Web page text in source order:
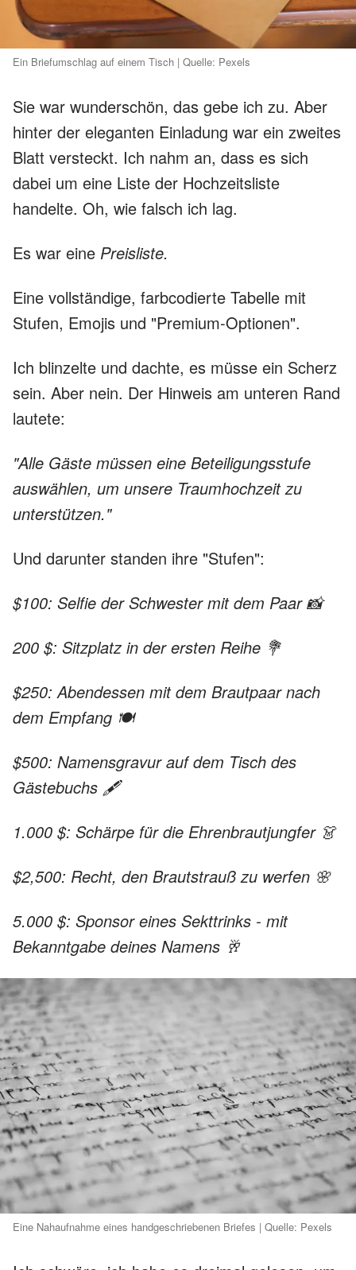
Ein Briefumschlag auf einem Tisch | Quelle: Pexels
Sie war wunderschön, das gebe ich zu. Aber
hinter der eleganten Einladung war ein zweites
Blatt versteckt. Ich nahm an, dass es sich
dabei um eine Liste der Hochzeitsliste
handelte. Oh, wie falsch ich lag.
Es war eine Preisliste.
Eine vollständige, farbcodierte Tabelle mit
Stufen, Emojis und "Premium-Optionen".
Ich blinzelte und dachte, es müsse ein Scherz
sein. Aber nein. Der Hinweis am unteren Rand
lautete:
"Alle Gäste müssen eine Beteiligungsstufe
auswählen, um unsere Traumhochzeit zu
unterstützen."
Und darunter standen ihre "Stufen":
$100: Selfie der Schwester mit dem Paar 📸
200 $: Sitzplatz in der ersten Reihe 💐
$250: Abendessen mit dem Brautpaar nach
dem Empfang 🍽️
$500: Namensgravur auf dem Tisch des
Gästebuchs 🖋️
1.000 $: Schärpe für die Ehrenbrautjungfer 👗
$2,500: Recht, den Brautstrauß zu werfen 🌸
5.000 $: Sponsor eines Sekttrinks - mit
Bekanntgabe deines Namens 🥂
Eine Nahaufnahme eines handgeschriebenen Briefes | Quelle: Pexels